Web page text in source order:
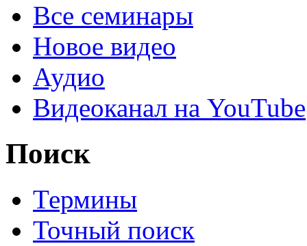
Все семинары
Новое видео
Аудио
Видеоканал на YouTube
Поиск
Термины
Точный поиск